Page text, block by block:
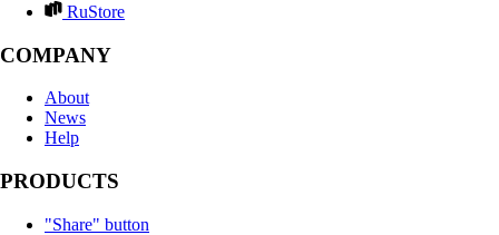
RuStore
COMPANY
About
News
Help
PRODUCTS
"Share" button